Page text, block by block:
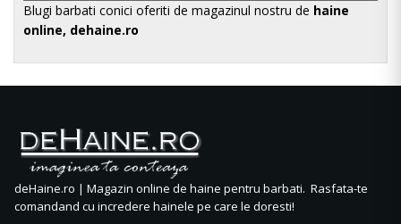
Blugi barbati conici oferiti de magazinul nostru de haine
online, dehaine.ro
deHaine.ro | Magazin online de haine pentru barbati. Rasfata-te
comandand cu incredere hainele pe care le doresti!